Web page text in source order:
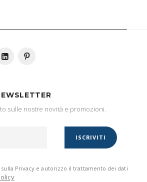
sulle nostre novità e promozioni.
Privacy e autorizzo il trattamento dei dati
ISCRIVITI